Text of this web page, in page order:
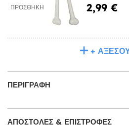
ΠΡΟΣΘΉΚΗ 2,99 €
+
ΠΕΡΙΓΡΑΦΉ
ΑΠΟΣΤΟΛΈΣ & ΕΠΙΣΤΡΟΦΈΣ